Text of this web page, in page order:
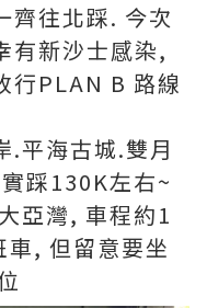
齊往北踩. 今次
有新沙士感染,
行PLAN B 路線
.平海古城.雙月
踩130K左右~
亞灣, 車程約1
, 但留意要坐